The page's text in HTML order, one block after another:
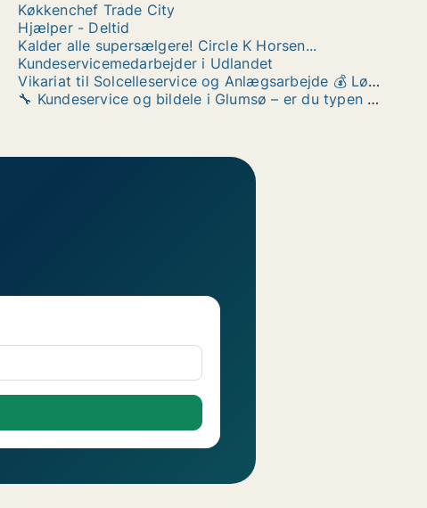
Køkkenchef Trade City
Hjælper - Deltid
Kalder alle supersælgere! Circle K Horsen...
Kundeservicemedarbejder i Udlandet
Vikariat til Solcelleservice og Anlægsarbejde 💰 Løn ca. 200 kr./time
🔧 Kundeservice og bildele i Glumsø – er du typen der hellere bladrer i reservedelskataloger end tilbudsaviser? 🔧